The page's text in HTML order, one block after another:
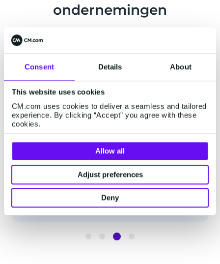
Consent Details About
This website uses cookies
CM.com uses cookies to deliver a seamless and tailored
experience. By clicking “Accept” you agree with these
cookies.
Allow all
Adjust preferences
Deny
ondernemingen
“
De afgelopen jaren is Pluscloud gegroeid
en de SIP Trunking dienst van CM.com is
meegegroeid. Nieuwe features worden
continu toegevoegd om de ervaring voor
resellers te verbeteren en CM.com staat
altijd open om specifieke use cases te
bespreken.
Martijn Snels
CEO bij PlusCloud ”